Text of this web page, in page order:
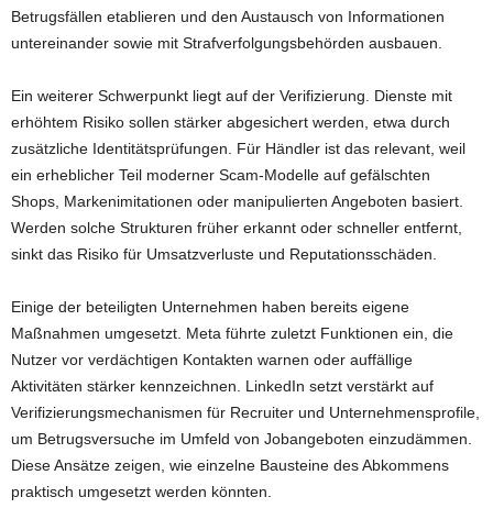
Betrugsfällen etablieren und den Austausch von Informationen
untereinander sowie mit Strafverfolgungsbehörden ausbauen.
Ein weiterer Schwerpunkt liegt auf der Verifizierung. Dienste mit
erhöhtem Risiko sollen stärker abgesichert werden, etwa durch
zusätzliche Identitätsprüfungen. Für Händler ist das relevant, weil
ein erheblicher Teil moderner Scam-Modelle auf gefälschten
Shops, Markenimitationen oder manipulierten Angeboten basiert.
Werden solche Strukturen früher erkannt oder schneller entfernt,
sinkt das Risiko für Umsatzverluste und Reputationsschäden.
Einige der beteiligten Unternehmen haben bereits eigene
Maßnahmen umgesetzt. Meta führte zuletzt Funktionen ein, die
Nutzer vor verdächtigen Kontakten warnen oder auffällige
Aktivitäten stärker kennzeichnen. LinkedIn setzt verstärkt auf
Verifizierungsmechanismen für Recruiter und Unternehmensprofile,
um Betrugsversuche im Umfeld von Jobangeboten einzudämmen.
Diese Ansätze zeigen, wie einzelne Bausteine des Abkommens
praktisch umgesetzt werden könnten.